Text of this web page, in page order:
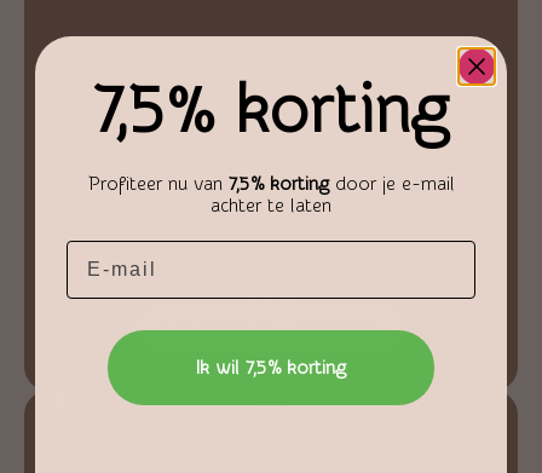
€2,25
Toevoegen aan winkelwagen
7,5% korting
Profiteer nu van 7,5% kortingdoor je e-mail
achter te laten
Email
Ik wil 7,5% korting